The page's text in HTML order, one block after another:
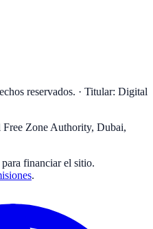
reservados. · Titular: Digital
Zone Authority, Dubai,
financiar el sitio.
.